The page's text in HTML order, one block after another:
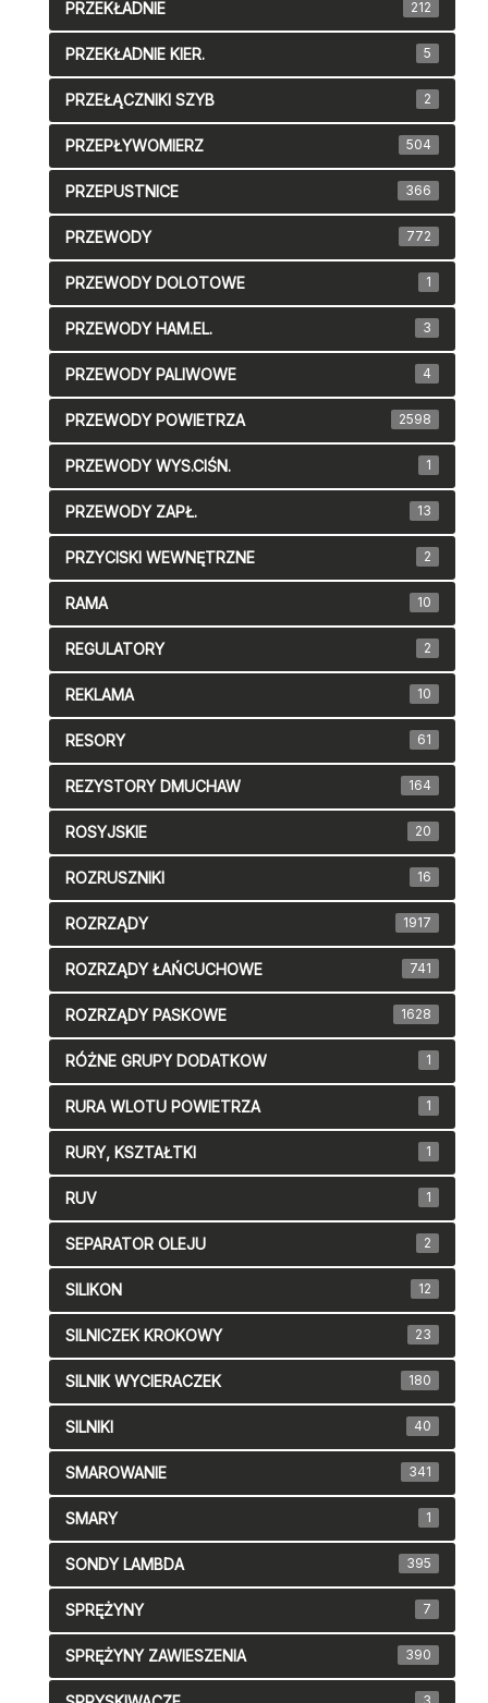
PRZEKŁADNIE 212
PRZEKŁADNIE KIER. 5
PRZEŁĄCZNIKI SZYB 2
PRZEPŁYWOMIERZ 504
PRZEPUSTNICE 366
PRZEWODY 772
PRZEWODY DOLOTOWE 1
PRZEWODY HAM.EL. 3
PRZEWODY PALIWOWE 4
PRZEWODY POWIETRZA 2598
PRZEWODY WYS.CIŚN. 1
PRZEWODY ZAPŁ. 13
PRZYCISKI WEWNĘTRZNE 2
RAMA 10
REGULATORY 2
REKLAMA 10
RESORY 61
REZYSTORY DMUCHAW 164
ROSYJSKIE 20
ROZRUSZNIKI 16
ROZRZĄDY 1917
ROZRZĄDY ŁAŃCUCHOWE 741
ROZRZĄDY PASKOWE 1628
RÓŻNE GRUPY DODATKOW 1
RURA WLOTU POWIETRZA 1
RURY, KSZTAŁTKI 1
RUV 1
SEPARATOR OLEJU 2
SILIKON 12
SILNICZEK KROKOWY 23
SILNIK WYCIERACZEK 180
SILNIKI 40
SMAROWANIE 341
SMARY 1
SONDY LAMBDA 395
SPRĘŻYNY 7
SPRĘŻYNY ZAWIESZENIA 390